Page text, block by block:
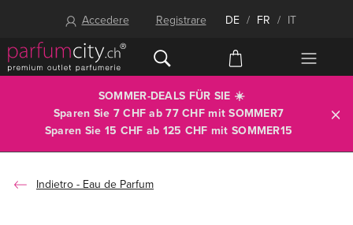
Accedere Registrare DE / FR / IT
SOMMER-DEALS FÜR SIE ☀️
Sparen Sie 7 CHF ab 77 CHF mitSOMMER7
Sparen Sie 15 CHF ab 125 CHF mit SOMMER15
Eau de Parfum